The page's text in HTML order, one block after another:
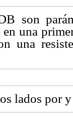
son
una
una
lados por